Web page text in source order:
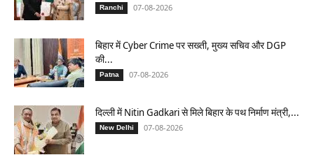
Ranchi 07-08-2026
बिहार में Cyber Crime पर सख्ती, मुख्य सचिव और DGP
की...
Patna 07-08-2026
दिल्ली में Nitin Gadkari से मिले बिहार के पथ निर्माण मंत्री,...
New Delhi 07-08-2026